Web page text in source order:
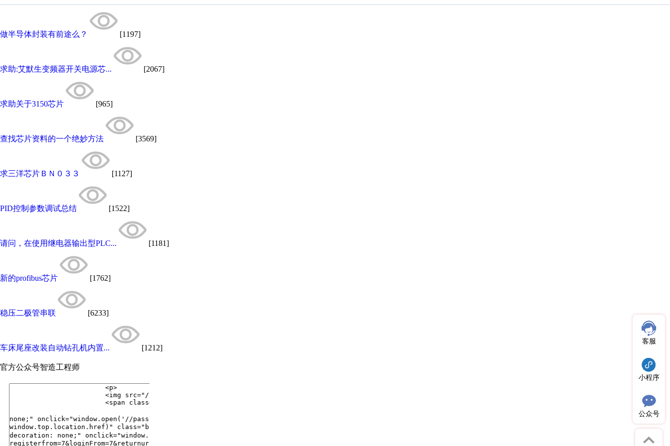
做半导体封装有前途么？ [1197]
求助:艾默生变频器开关电源芯... [2067]
求助关于3150芯片 [965]
查找芯片资料的一个绝妙方法 [3569]
求三洋芯片ＢＮ０３３ [1127]
PID控制参数调试总结 [1522]
请问，在使用继电器输出型PLC... [1181]
新的profibus芯片 [1762]
稳压二极管串联 [6233]
车床尾座改装自动钻孔机内置... [1212]
官方公众号智造工程师
客服
小程序
公众号